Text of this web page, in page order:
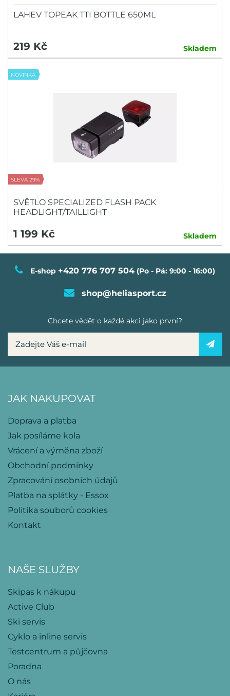
LAHEV TOPEAK TTI BOTTLE 650ML
219 Kč Skladem
NOVINKA
SLEVA 29%
SVĚTLO SPECIALIZED FLASH PACK
HEADLIGHT/TAILLIGHT
1 199 Kč Skladem
E-shop +420 776 707 504 (Po - Pá: 9:00 - 16:00)
shop@heliasport.cz
Chcete vědět o každé akci jako první?
JAK NAKUPOVAT
Doprava a platba
Jak posíláme kola
Vrácení a výměna zboží
Obchodní podmínky
Zpracování osobních údajů
Platba na splátky - Essox
Politika souborů cookies
Kontakt
NAŠE SLUŽBY
Skipas k nákupu
Active Club
Ski servis
Cyklo a inline servis
Testcentrum a půjčovna
Poradna
O nás